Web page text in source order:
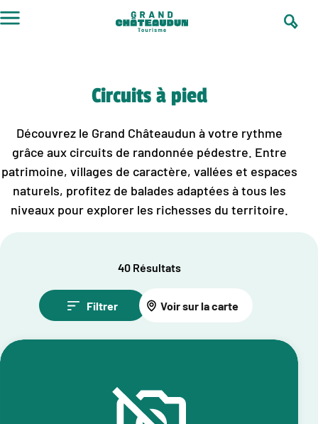
au
Circuits à pied
Découvrez le Grand Châteaudun à votre rythme
grâce aux circuits de randonnée pédestre. Entre
patrimoine, villages de caractère, vallées et espaces
naturels, profitez de balades adaptées à tous les
niveaux pour explorer les richesses du territoire.
40 Résultats
Filtrer Voir sur la carte